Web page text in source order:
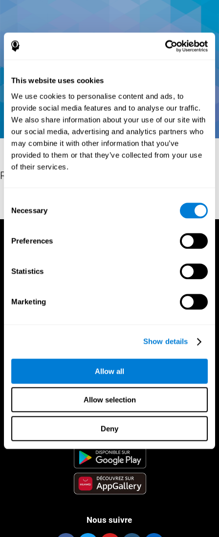
This website uses cookies
We use cookies to personalise content and ads, to
provide social media features and to analyse our traffic.
We also share information about your use of our site with
our social media, advertising and analytics partners who
may combine it with other information that you’ve
provided to them or that they’ve collected from your use
of their services.
Selection
Necessary
Preferences
Statistics
Marketing
Show details
Allow all
Allow selection
Deny
Références
Tonawanda, NY: Multi-Health Systems.
Nous suivre